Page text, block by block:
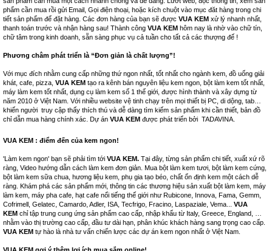
phẩm cần mua rồi gửi Email, Gọi điện thoại, hoặc kích chuột vào mục đăt hàng trong chi
tiết sản phẩm để đặt hàng. Các đơn hàng của bạn sẽ được VUA KEM xử lý nhanh nhất,
thanh toán trước và nhận hàng sau! Thành công VUA KEM hôm nay là nhờ vào chữ tín,
chữ tâm trong kinh doanh, sẵn sàng phục vụ cả tuần cho tất cả các thượng đế !
Phương châm phát triển là “Đơn giản là chất lượng”!
Với mục đích nhằm cung cấp những thứ ngon nhất, tốt nhất cho ngành kem, đồ uống giải
khát, cafe, pizza, VUA KEM tạo ra kênh bán nguyên liệu kem ngon, bột làm kem tốt nhất,
máy làm kem tốt nhất, dụng cụ làm kem số 1 thế giới, được hình thành và xây dựng từ
năm 2010 ở Việt Nam. Với nhiều website vệ tinh chạy trên mọi thiết bị PC, di dộng, tab…
khiến người truy cập thấy thích thú và dễ dàng tìm kiếm sản phẩm khi cần thiết, bản đồ
chỉ dẫn mua hàng chính xác. Dự án VUA KEM được phát triển bởi TADAVINA
VUA KEM : điểm đến của kem ngon!
'Làm kem ngon' bạn sẽ phải tìm tới VUA KEM. Tại đây, từng sản phẩm chi tiết, xuất xứ rõ
ràng, Video hướng dẫn cách làm kem đơn giản. Mua bột làm kem tươi, bột làm kem cứng,
bột làm kem sữa chua, hương liệu kem, phụ gia tạo béo, chất ổn định kem một cách dễ
ràng. Khám phá các sản phẩm mới, thông tin các thương hiệu sản xuất bột làm kem, máy
làm kem, máy pha cafe, hạt cafe nổi tiếng thế giới như Rubicone, Innova, Fama, Gemm,
Cofrimell, Gelatec, Camardo, Adler, ISA, Tecfrigo, Fracino, Laspaziale, Vema... VUA
KEM chỉ tập trung cung ứng sản phẩm cao cấp, nhập khẩu từ Italy, Greece, England, …
nhằm vào thị trường cao cấp, đầu tư dài hạn, phân khúc khách hàng sang trọng cao cấp.
VUA KEM tự hào là nhà tư vấn chiến lược các dự án kem ngon nhất ở Việt Nam.